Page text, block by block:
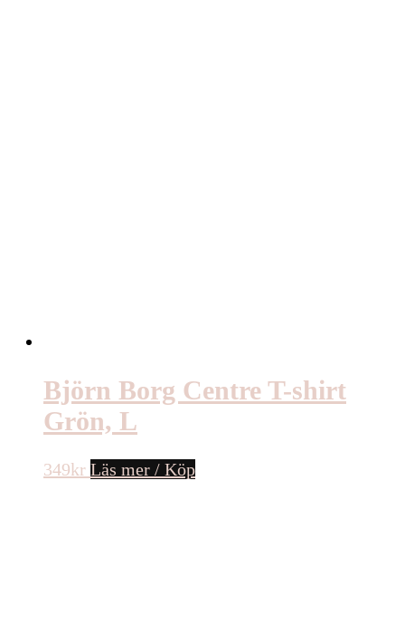
Björn Borg Centre T-shirt
Grön, L
349kr Läs mer / Köp